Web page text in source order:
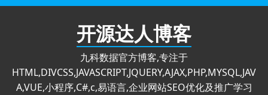
跳
开源达人博客
九科数据官方博客,专注于
HTML,DIVCSS,JAVASCRIPT,JQUERY,AJAX,PHP,MYSQL,JAV
A,VUE,小程序,C#,c,易语言,企业网站SEO优化及推广学习